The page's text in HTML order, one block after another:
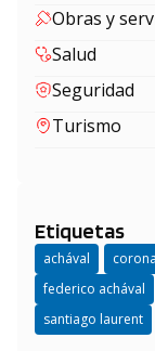
Obras y
Salud
Seguridad
Turismo
Etiquetas
achával
federico achával
santiago laurent